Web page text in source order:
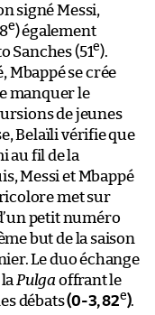
signé Messi,
e) également
Sanches (51e).
Mbappé se crée
manquer le
de jeunes
Belaïli vérifie que
au fil de la
Messi et Mbappé
met sur
petit numéro
but de la saison
Le duo échange
Pulga offrant le
débats(0-3, 82e).